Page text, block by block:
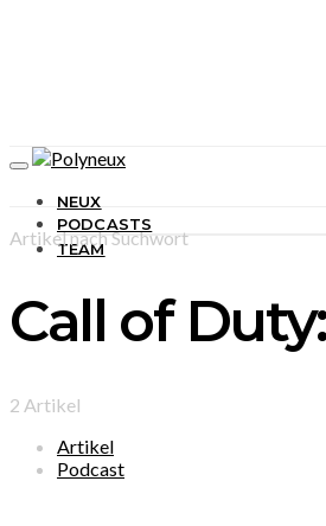
NEUX
PODCASTS
TEAM
Artikel nach Suchwort
Call of
2 Artikel
Artikel
Podcast